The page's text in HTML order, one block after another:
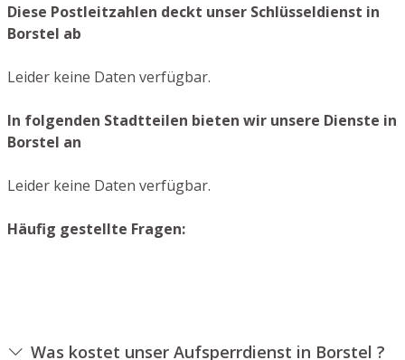
Diese Postleitzahlen deckt unser Schlüsseldienst in
Borstel ab
Leider keine Daten verfügbar.
In folgenden Stadtteilen bieten wir unsere Dienste in
Borstel an
Leider keine Daten verfügbar.
Häufig gestellte Fragen:
Was kostet unser Aufsperrdienst in Borstel ?